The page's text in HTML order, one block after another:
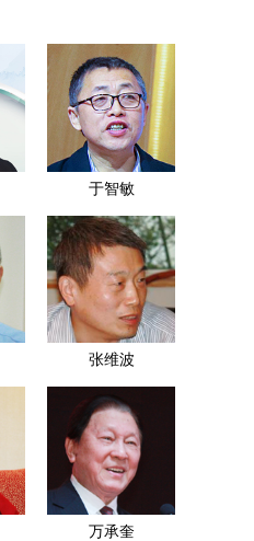
于智敏
张维波
万承奎